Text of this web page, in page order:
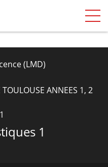
(LMD)
ANNEES 1, 2
1